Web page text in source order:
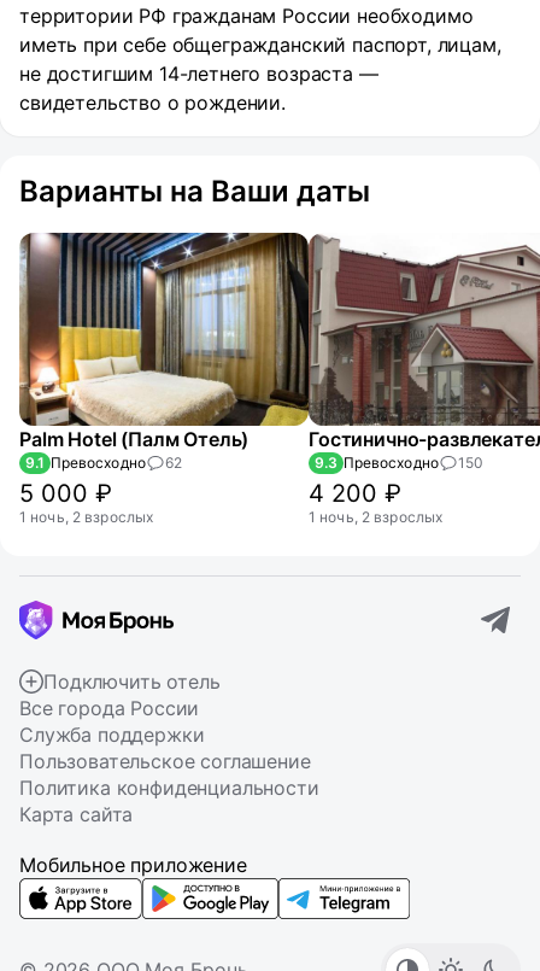
территории РФ гражданам России необходимо
иметь при себе общегражданский паспорт, лицам,
не достигшим 14-летнего возраста —
свидетельство о рождении.
Варианты на Ваши даты
Palm Hotel (Палм Отель)
9.1 Превосходно 62
5 000 ₽
1 ночь, 2 взрослых
9.3 Превосходно 150
4 200 ₽
1 ночь, 2 взрослых
Подключить отель
Все города России
Служба поддержки
Пользовательское соглашение
Политика конфиденциальности
Карта сайта
Мобильное приложение